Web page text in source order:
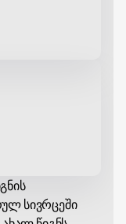
სივრცეში